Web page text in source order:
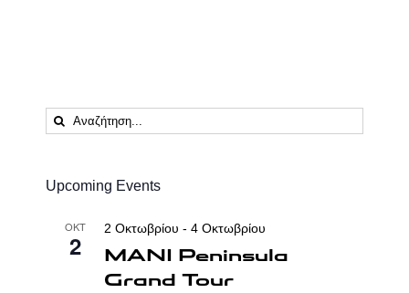
Αναζήτηση
...
Upcoming Events
ΟΚΤ
2
2 Οκτωβρίου - 4 Οκτωβρίου
MANI Peninsula
Grand Tour